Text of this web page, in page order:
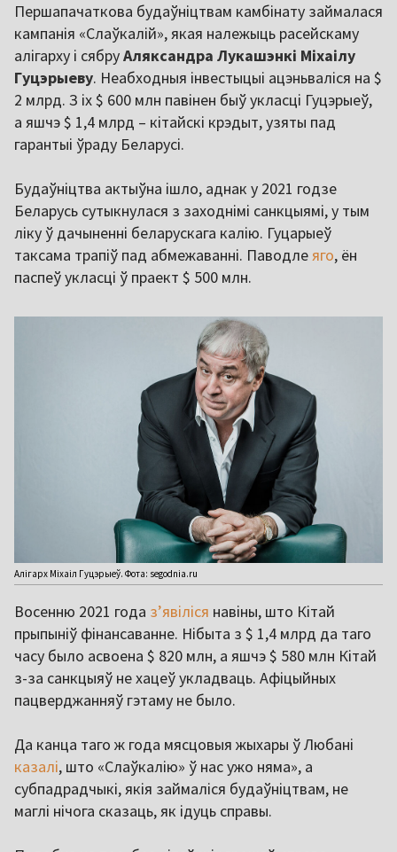
Першапачаткова будаўніцтвам камбінату займалася
кампанія «Слаўкалій», якая належыць расейскаму
алігарху і сябруАляксандра Лукашэнкі Міхаілу
Гуцэрыеву. Неабходныя інвестыцыі ацэньваліся на $
2 млрд. З іх $ 600 млн павінен быў укласці Гуцэрыеў,
а яшчэ $ 1,4 млрд – кітайскі крэдыт, узяты пад
гарантыі ўраду Беларусі.
Будаўніцтва актыўна ішло, аднак у 2021 годзе
Беларусь сутыкнулася з заходнімі санкцыямі, у тым
ліку ў дачыненні беларускага калію. Гуцарыеў
таксама трапіў пад абмежаванні. Паводлеяго, ён
паспеў укласці ў праект $ 500 млн.
Алігарх Міхаіл Гуцэрыеў. Фота: segodnia.ru
Восенню 2021 года зʼявіліся навіны, што Кітай
прыпыніў фінансаванне. Нібыта з $ 1,4 млрд да таго
часу было асвоена $ 820 млн, а яшчэ $ 580 млн Кітай
з-за санкцыяў не хацеў укладваць. Афіцыйных
пацверджанняў гэтаму не было.
Да канца таго ж года мясцовыя жыхары ў Любані
казалі, што «Слаўкалію» ў нас ужо няма», а
субпадрадчыкі, якія займаліся будаўніцтвам, не
маглі нічога сказаць, як ідуць справы.